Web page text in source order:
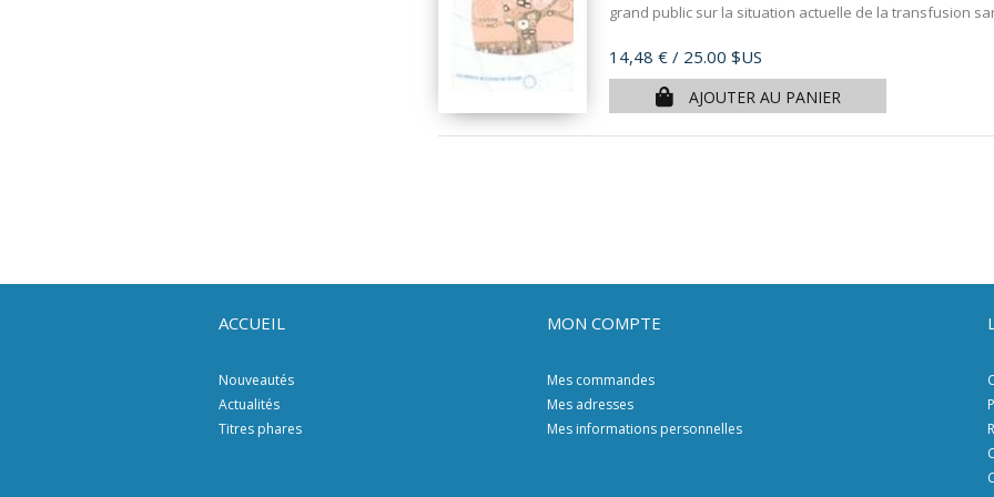
grand public sur la situation actuelle de la transfusion
Prix
14,48 € / 25.00 $US
AJOUTER AU PANIER
ACCUEIL
Nouveautés
Actualités
Titres phares
MON COMPTE
Mes commandes
Mes adresses
Mes informations personnelles